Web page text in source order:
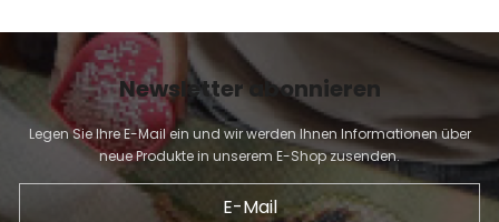
Newsletter abonnieren
Legen Sie Ihre E-Mail ein und wir werden Ihnen Informationen über
neue Produkte in unserem E-Shop zusenden.
E-Mail